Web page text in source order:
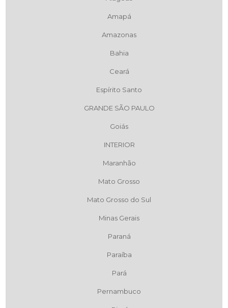
Amapá
Amazonas
Bahia
Ceará
Espírito Santo
GRANDE SÃO PAULO
Goiás
INTERIOR
Maranhão
Mato Grosso
Mato Grosso do Sul
Minas Gerais
Paraná
Paraíba
Pará
Pernambuco